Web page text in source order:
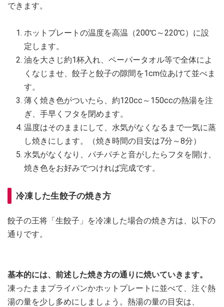
できます。
ホットプレートの温度を高温（200℃～220℃）に設
定します。
油を大さじ約1杯入れ、ペーパータオル等で全体によ
くなじませ、餃子と餃子の隙間を1cm位あけて並べま
す。
薄く焼き色がついたら、約120cc～150ccの熱湯を注
ぎ、手早くフタを閉めます。
温度はそのままにして、水気がなくなるまで一気に蒸
し焼きにします。（焼き時間の目安は7分～8分）
水気がなくなり、パチパチと音がしたらフタを開け、
焼き色をお好みでつければ完成です。
冷凍した生餃子の焼き方
餃子の王将「生餃子」を冷凍した場合の焼き方は、以下の
通りです。
基本的には、前述した焼き方の通りに焼いていきます。
凍ったままプライパンかホットプレートに並べて、注ぐ熱
湯の量を少し多めにしましょう。熱湯の量の目安は、